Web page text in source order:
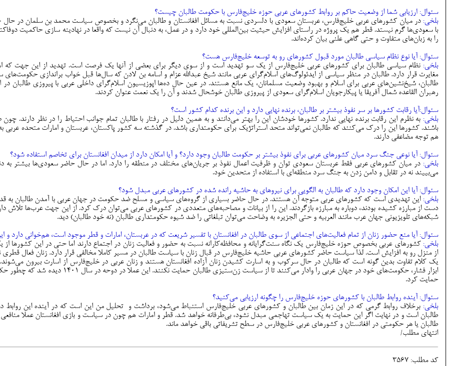
سئوال: ارزیابی شما از وضعیت حاکم بر روابط کشورهای عربی حوزه خلیج‌فارس با حکومت طالبان چیست؟
بلخی:در میان کشورهای عربی خلیج‌فارس، عربستان سعودی با دلسردی نسبت به مسائل افغانستان و طالبان می‌نگرد و بخصوص سیاست محمد بن سلمان در
با سعودی‌ها گرم نیستد. قطر هم یک پروژه در راستای افزایش حیثیت بین‌المللی خود دارد و در عمل، به دنبال آن نیست که واقعا در نهادینه سازی حاکمیت
را به زبان‌های متفاوت و حتی گاهی علنی بیان کرده‌اند.
سئوال: آیا نوع نظام سیاسی طالبان مورد قبول کشور‌های رو به توسعه خلیج‌فارس هست؟
بلخی: نظام سیاسی طالبان برای کشورهای عربی خلیج‌فارس از یک سو تهدید است و از سوی دیگر برای بعضی از آنها یک فرصت است. تهدید از این جهت که
مغایرت قرار دارد. طالبان در منظر سیاسی از ایدئولوگ‌های اسلام‌گرای عربی مانند شیخ عبدالله عزام و اسامه بن لادن که سال‌ها قبل خواب براندازی حکومت‌های
طالبان، شیخ‌نشین‌های عربی برای اسلام و بهبود وضعیت مسلمانان، یک مانع هستند. در عین حال ده‌ها اپوزیسیون اسلام‌گرای داخلی عربی با پیروزی طالبان
رهبران القاعده شمال آفریقا یا پیکارجویان اسلام‌گرای سعودی از پیروزی طالبان خوشحال شدند و آن را یک نعمت عنوان کردند.
سئوال:آیا رقابت کشورها بر سر نفوذ بیشتر بر طالبان، برنده‌ نهایی دارد و این برنده کدام کشور است؟
بلخی: به نظرم این رقابت برنده نهایی ندارد. کشورها خودشان این را بهتر می‌دانند و به همین دلیل در رفتار با طالبان تمام جوانب احتیاط را در نظر دارند.
باشند. کشورها این را درک می‌کنند که طالبان نمی‌‏تواند متحد استراتژیک برای حکومتداری باشد. در گذشته سه کشور پاکستان، عربستان و امارات متحده
هم توجه مضاعفی دارند.
سئوال: آیا نوعی جنگ سرد میان کشورهای عربی برای نفوذ بیشتر بر حکومت طالبان وجود دارد؟ و آیا امکان دارد از میدان افغانستان برای تخاصم استفاده شود؟
بلخی: در میان کشورهای عربی فقط عربستان سعودی توان و ظرفیت اعمال نفوذ بر جریان‌های مختلف در منطقه را دارد. اما در حال حاضر سعودی‌ها بیشتر به
می‌بییند نه در تقابل و دامن زدن به جنگ سرد منطقه‌ای با استفاده از متحدین خود.
سئوال: آیا این امکان وجود دارد که طالبان به الگویی برای نیرو‌های به حاشیه رانده شده در کشورهای عربی مبدل شود؟
بلخی: این تهدیدی است که کشورهای عربی متوجه آن هستند. در حال حاضر بسیاری از گروه‌های سیاسی و مسلح ضد حکومت در جهان عربی با آمدن طالبان به قدرت
دست از مبارزه کشیده بودند، دوباره به مبارزه بازگردند. این را از بیانات و مصاحبه‌های متعددی در کشورهای عربی می‌توان درک کرد. از این جهت عرب‌ها تلاش
شبکه‌های تلویزیونی جهان عرب مانند العربیه و حتی الجزیره به وضاحت می‌توان تبلغاتی را ضد شیوه حکومتداری طالبان (نه خود طالبان) دید.
سئوال: آیا منع حضور زنان از تمام فعالیت‌های اجتماعی از سوی طالبان در افغانستان با تفسیر شریعت که در عربستان، امارات و قطر موجود است، هم‌خوانی دارد و
بلخی: کشورهای عربی بخصوص حوزه خلیج‌فارس یک نگاه سنت‌گرایانه و محافظه‌کارانه نسبت به حضور و فعالیت زنان در اجتماع دارند اما حتی در این کشورها از
از منزل رو به افزایش است. لذا سیاست حاضر کشورهای عربی حاشیه خلیج‌فارس در قبال زنان با سیاست طالبان در مسیر کاملا مخالفی قرار دارد. زنان فعال
یک کلام تفاوت بدین گونه است که طالبان در حال سرکوب و به اسارت کشیدن زنان آزاده افغانستان هستند و زنان عربی در خلیج‌فارس از اسارت بیرون می‌شوند.
ابزار فشار، حکومت‌های خود در جهان عربی را
حمایت کرد.
سئوال: آینده روابط طالبان با کشورهای حوزه خلیج‌فارس را چگونه ارزیابی می‌کنید؟
بلخی: برخلاف روابط گرمی که در این زمان بین طالبان و کشورهای عربی خلیج‌فارس استنباط می‌شود، برداشت و تحلیل من این است که در آینده این روابط
طالبان است و در نهایت اگر این حمایت به یک سیاست تهاجمی مبدل نشود، بی‌طرفانه خواهد شد. قطر و امارات هم چون در سیاست و بازی افغانستان عملا منافعی
طالبان یا هر حکومتی در افغانستان و کشورهای عربی خلیج‌فارس در سطح تشریفاتی باقی خواهد ماند.
انتهای مطلب/
کد مطلب: 3567